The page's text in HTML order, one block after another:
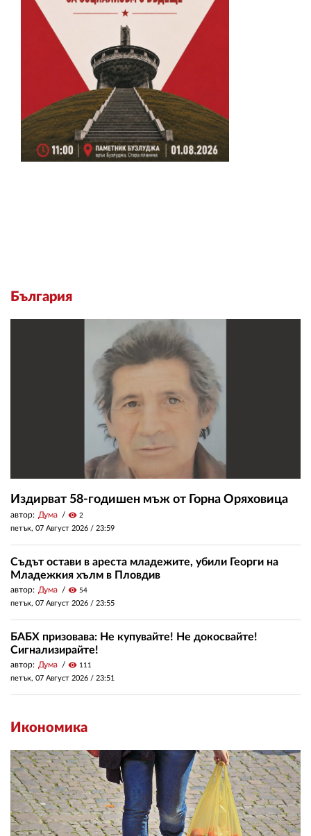
България
Издирват 58-годишен мъж от Горна Оряховица
автор: Дума visibility 2
петък, 07 Август 2026 / 23:59
Съдът остави в ареста младежите, убили Георги на
Младежкия хълм в Пловдив
автор: Дума visibility 54
петък, 07 Август 2026 / 23:55
БАБХ призовава: Не купувайте! Не докосвайте!
Сигнализирайте!
автор: Дума visibility 111
петък, 07 Август 2026 / 23:51
Икономика